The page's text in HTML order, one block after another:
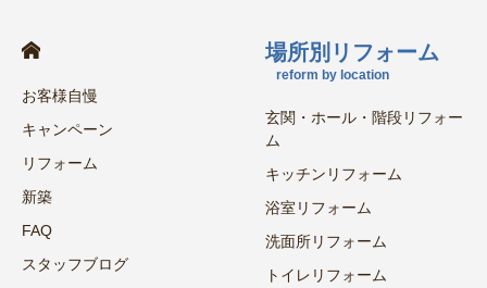
お客様自慢
キャンペーン
リフォーム
新築
FAQ
スタッフブログ
場所別リフォーム
reform by location
玄関・ホール・階段リフォー
ム
キッチンリフォーム
浴室リフォーム
洗面所リフォーム
トイレリフォーム